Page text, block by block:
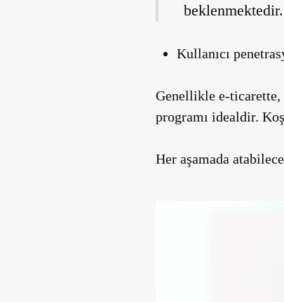
beklenmektedir.
Kullanıcı
Genellikle e-ticarette,
programı idealdir.
Her aşamada